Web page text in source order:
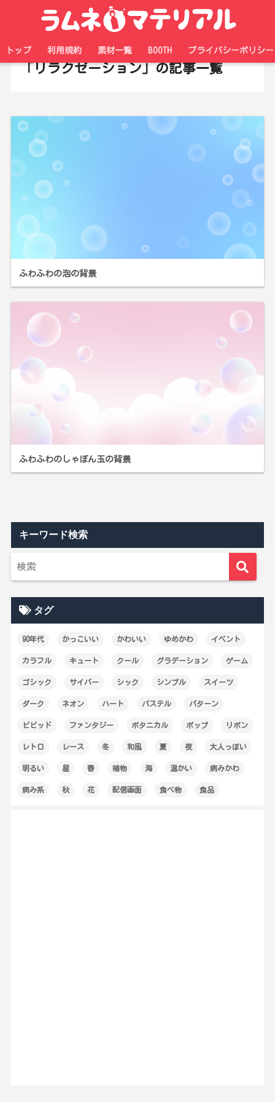
トップ 利用規約 素材一覧 BOOTH プライバシーポリシー
「リラクゼーション」の記事一覧
ふわふわの泡の背景
ふわふわのしゃぼん玉の背景
キーワード検索
タグ
90年代 かっこいい かわいい ゆめかわ イベント
カラフル キュート クール グラデーション ゲーム
ゴシック サイバー シック シンプル スイーツ
ダーク ネオン ハート パステル パターン
ビビッド ファンタジー ボタニカル ポップ リボン
レトロ レース 冬 和風 夏 夜 大人っぽい
明るい 星 春 植物 海 温かい 病みかわ
病み系 秋 花 配信画面 食べ物 食品